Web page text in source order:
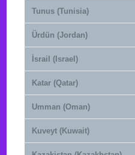
Tunus (Tunisia)
Ürdün (Jordan)
İsrail (Israel)
Katar (Qatar)
Umman (Oman)
Kuveyt (Kuwait)